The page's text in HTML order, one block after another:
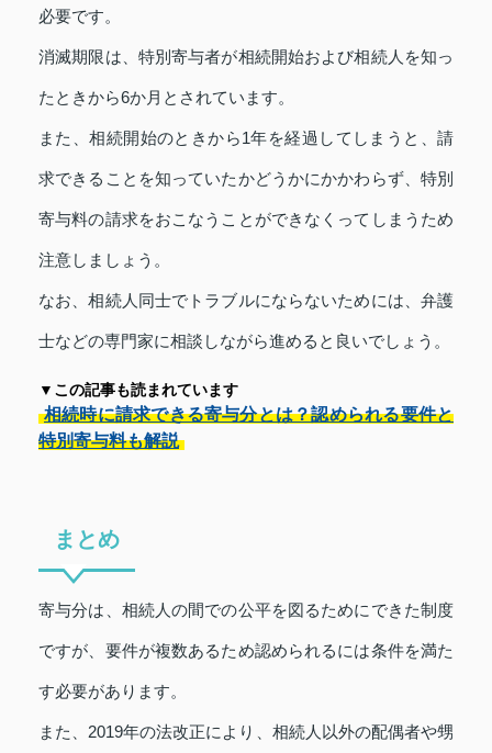
必要です。
消滅期限は、特別寄与者が相続開始および相続人を知っ
たときから6か月とされています。
また、相続開始のときから1年を経過してしまうと、請
求できることを知っていたかどうかにかかわらず、特別
寄与料の請求をおこなうことができなくってしまうため
注意しましょう。
なお、相続人同士でトラブルにならないためには、弁護
士などの専門家に相談しながら進めると良いでしょう。
▼この記事も読まれています
相続時に請求できる寄与分とは？認められる要件と
特別寄与料も解説
まとめ
寄与分は、相続人の間での公平を図るためにできた制度
ですが、要件が複数あるため認められるには条件を満た
す必要があります。
また、2019年の法改正により、相続人以外の配偶者や甥